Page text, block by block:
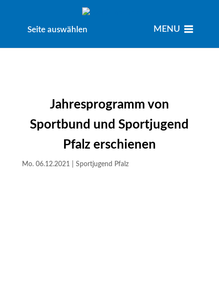
Seite auswählen MENU
Jahresprogramm von
Sportbund und Sportjugend
Pfalz erschienen
Mo. 06.12.2021 Sportjugend Pfalz